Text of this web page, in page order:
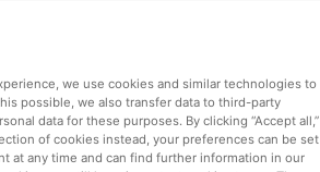
we use cookies and similar technologies to
possible, we also transfer data to third-party
data for these purposes. By clicking “Accept all,”
of cookies instead, your preferences can be set
at any time and can find further information in our